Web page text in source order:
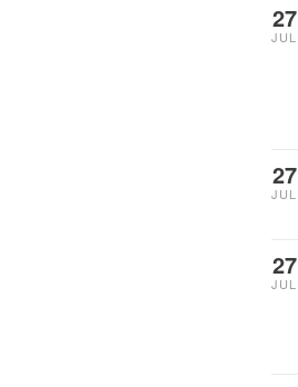
27
JUL
27
JUL
27
JUL